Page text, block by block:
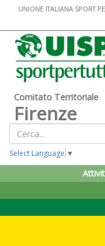
UNIONE ITALIANA SPORT
Comitato Territoriale
Firenze
Select Language ▼